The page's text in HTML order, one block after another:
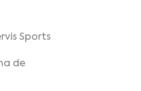
Sports
de